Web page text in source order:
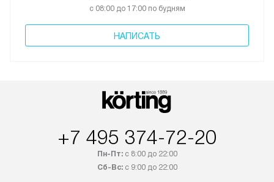
с 08:00 до 17:00 по будням
НАПИСАТЬ
+7 495 374-72-20
Пн-Пт:с 8:00 до 22:00
Сб-Вс:с 9:00 до 22:00